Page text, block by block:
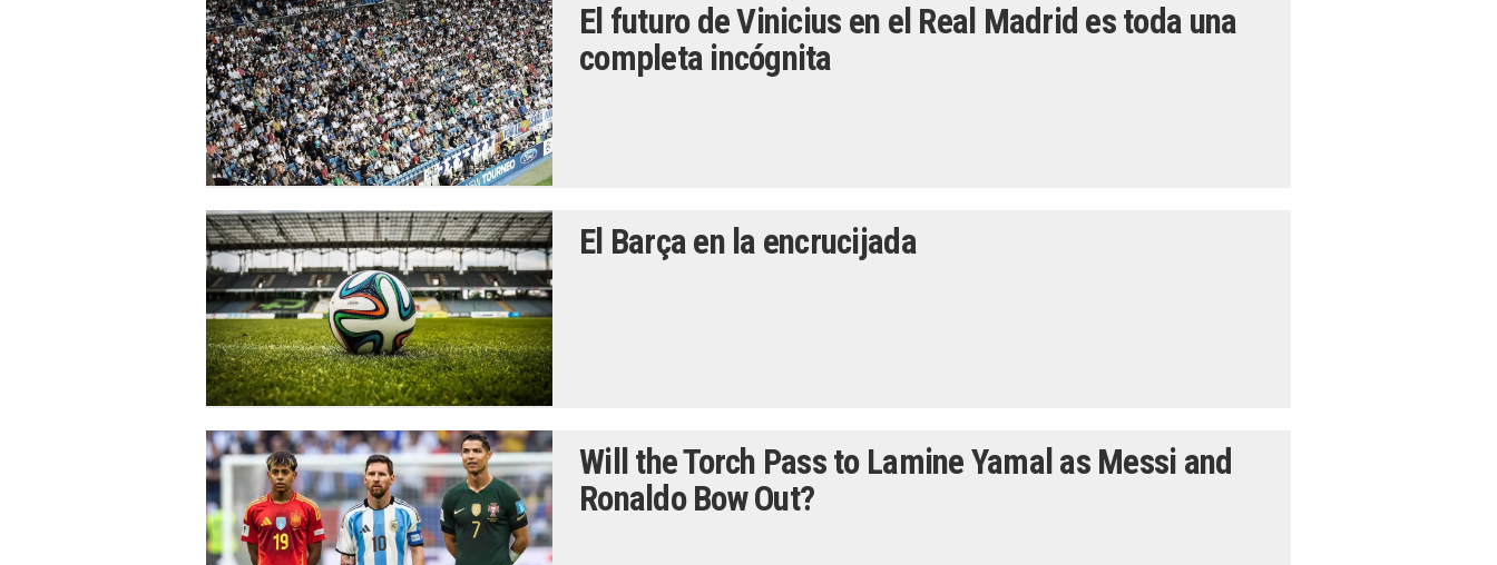
El futuro de Vinicius en el Real Madrid es toda una
completa incógnita
El Barça en la encrucijada
Will the Torch Pass to Lamine Yamal as Messi and
Ronaldo Bow Out?